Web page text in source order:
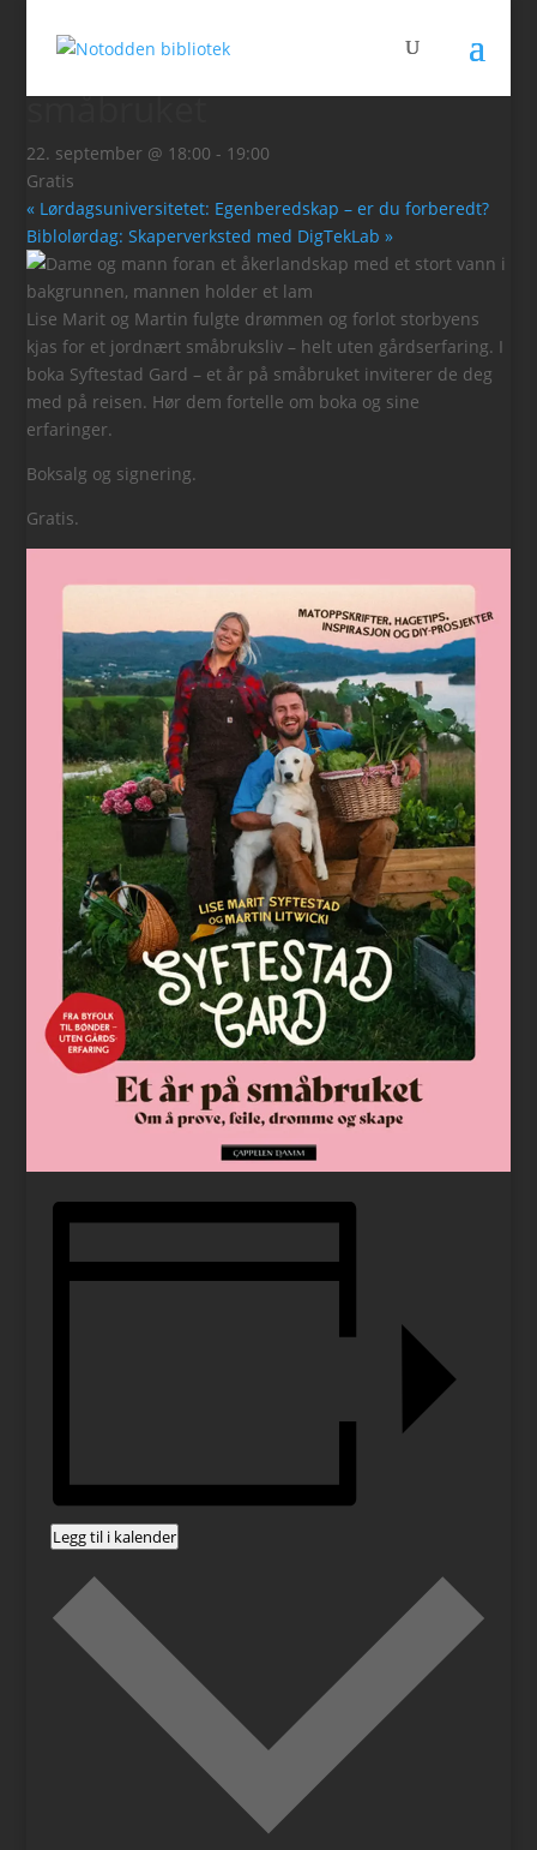
« Alle Arrangementer
småbruket
22. september @ 18:00 - 19:00
Gratis
« Lørdagsuniversitetet: Egenberedskap – er du forberedt?
Biblolørdag: Skaperverksted med DigTekLab»
Lise Marit og Martin fulgte drømmen og forlot storbyens
kjas for et jordnært småbruksliv – helt uten gårdserfaring. I
boka Syftestad Gard – et år på småbruket inviterer de deg
med på reisen. Hør dem fortelle om boka og sine
erfaringer.
Boksalg og signering.
Gratis.
Legg til i kalender